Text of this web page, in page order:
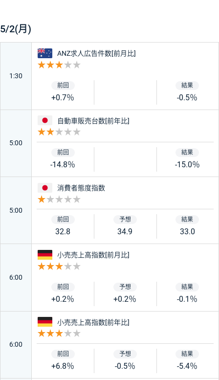
ニュージーランド
スイス 南アフリカ
絞り込み条件をリセット
5/2(月)
1:30
オーストラリア
ANZ求人広告件数[前月比]
+0.7％ -0.5％
5:00
日本
自動車販売台数[前年比]
-14.8％ -15.0％
5:00
日本
消費者態度指数
32.8 34.9 33.0
6:00
ドイツ
小売売上高指数[前月比]
+0.2％ +0.2％ -0.1％
6:00
ドイツ
小売売上高指数[前年比]
+6.8％ -0.5％ -5.4％